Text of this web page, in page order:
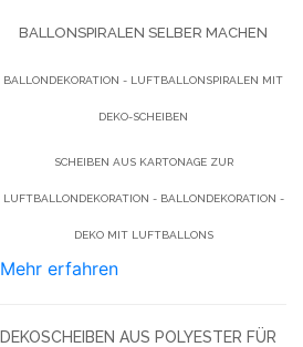
BALLONSPIRALEN SELBER MACHEN
BALLONDEKORATION - LUFTBALLONSPIRALEN MIT
DEKO-SCHEIBEN
SCHEIBEN AUS KARTONAGE ZUR
LUFTBALLONDEKORATION - BALLONDEKORATION -
DEKO MIT LUFTBALLONS
Mehr erfahren
DEKOSCHEIBEN AUS POLYESTER FÜR